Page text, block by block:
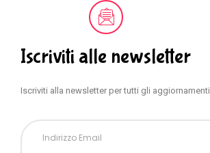
Iscriviti alle newsletter
Iscriviti alla newsletter per tutti gli aggiornamenti